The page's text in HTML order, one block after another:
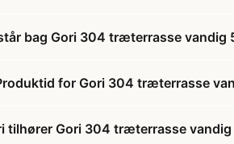
bag Gori 304 træterrasse vandig
for Gori 304 træterrasse
tilhører Gori 304 træterrasse vandig